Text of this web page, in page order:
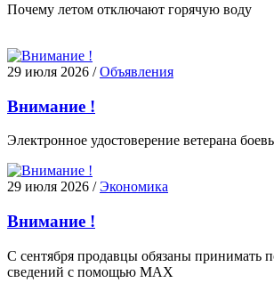
Почему летом отключают горячую воду
29 июля 2026 /Объявления
Внимание !
Электронное удостоверение ветерана
29 июля 2026 /Экономика
Внимание !
С сентября продавцы обязаны принимать
сведений с помощью MAX